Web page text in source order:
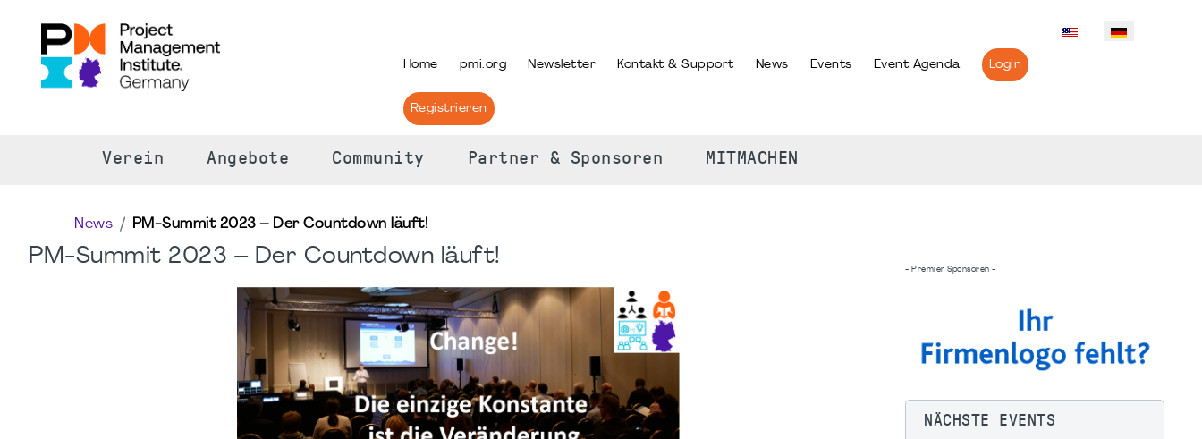
Home pmi.org Newsletter Kontakt & Support News Events Event Agenda Login
Registrieren
Verein Angebote Community Partner & Sponsoren MITMACHEN
News PM-Summit 2023 – Der Countdown läuft!
PM-Summit 2023 – Der Countdown läuft!
- Premier Sponsoren -
NÄCHSTE EVENTS